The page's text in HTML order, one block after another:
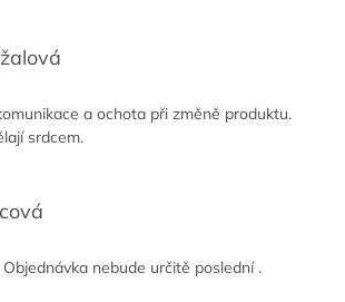
a ochota při změně produktu.
srdcem.
nebude určitě poslední .